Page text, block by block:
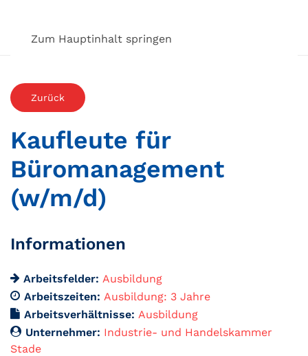
Zum Hauptinhalt springen
Zurück
Kaufleute für
Büromanagement
(w/m/d)
Informationen
Arbeitsfelder: Ausbildung
Arbeitszeiten: Ausbildung: 3 Jahre
Arbeitsverhältnisse: Ausbildung
Unternehmer: Industrie- und Handelskammer
Stade